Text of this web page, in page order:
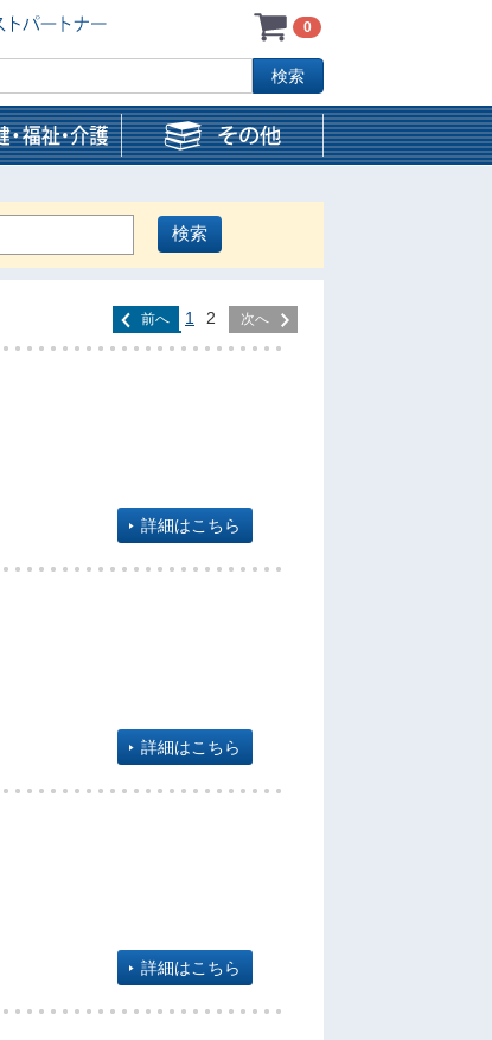
0
前へ 1 2 次へ
詳細はこちら
詳細はこちら
詳細はこちら